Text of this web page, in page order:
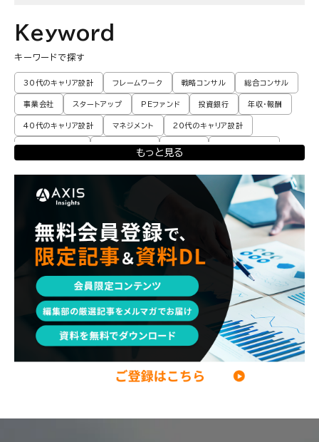
Keyword
キーワードで探す
30代のキャリア設計 フレームワーク 戦略コンサル 総合コンサル
事業会社 スタートアップ PEファンド 投資銀行 年収・報酬
40代のキャリア設計 マネジメント 20代のキャリア設計
転職体験談・実例 プロモーション 業界動向 コンサル現場論
エンジニア 調査レポート 独立・フリーランス
パートナー
コンサル現場論 経営企画・事業企画 メンタルケア
パラレルキャリア ワークライフバランス 移住・二拠点生活 AI活用
DX・テクノロジー リスキリング・資格 M&A・ファイナンス
もっと見る